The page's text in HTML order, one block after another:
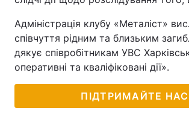
Адміністрація клубу «Металіст»
співчуття рідним та близьким
дякує співробітникам УВС
оперативні та кваліфіковані дії».
ПІДТРИМАЙТЕ НАС